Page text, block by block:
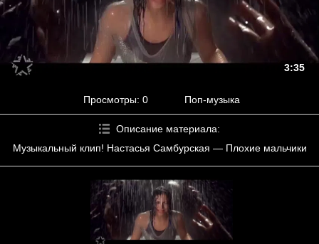
3:35
Просмотры: 0 Поп-музыка
Описание материала:
Музыкальный клип! Настасья Самбурская — Плохие мальчики